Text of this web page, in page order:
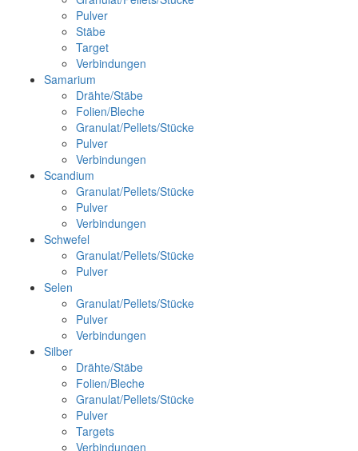
Pulver
Stäbe
Target
Verbindungen
Samarium
Drähte/Stäbe
Folien/Bleche
Granulat/Pellets/Stücke
Pulver
Verbindungen
Scandium
Granulat/Pellets/Stücke
Pulver
Verbindungen
Schwefel
Granulat/Pellets/Stücke
Pulver
Selen
Granulat/Pellets/Stücke
Pulver
Verbindungen
Silber
Drähte/Stäbe
Folien/Bleche
Granulat/Pellets/Stücke
Pulver
Targets
Verbindungen